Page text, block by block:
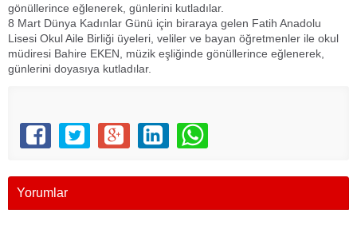
gönüllerince eğlenerek, günlerini kutladılar.
8 Mart Dünya Kadınlar Günü için biraraya gelen Fatih Anadolu
Lisesi Okul Aile Birliği üyeleri, veliler ve bayan öğretmenler ile okul
müdiresi Bahire EKEN, müzik eşliğinde gönüllerince eğlenerek,
günlerini doyasıya kutladılar.
Yorumlar